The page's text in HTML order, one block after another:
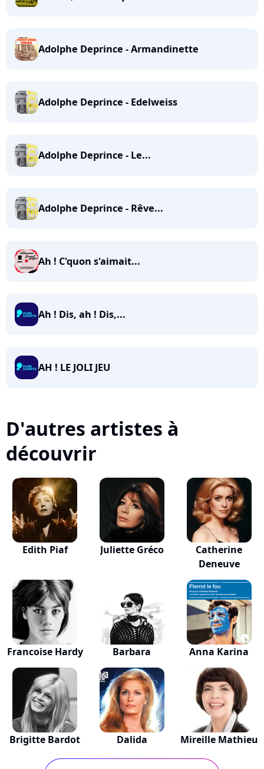
Adolphe Deprince - Armandinette
Adolphe Deprince - Edelweiss
Adolphe Deprince - Le...
Adolphe Deprince - Rêve...
Ah ! C'quon s'aimait...
Ah ! Dis, ah ! Dis,...
AH ! LE JOLI JEU
D'autres artistes à
découvrir
Edith Piaf Juliette Gréco
Catherine
Deneuve
Francoise Hardy Barbara Anna Karina
Brigitte Bardot Dalida Mireille Mathieu